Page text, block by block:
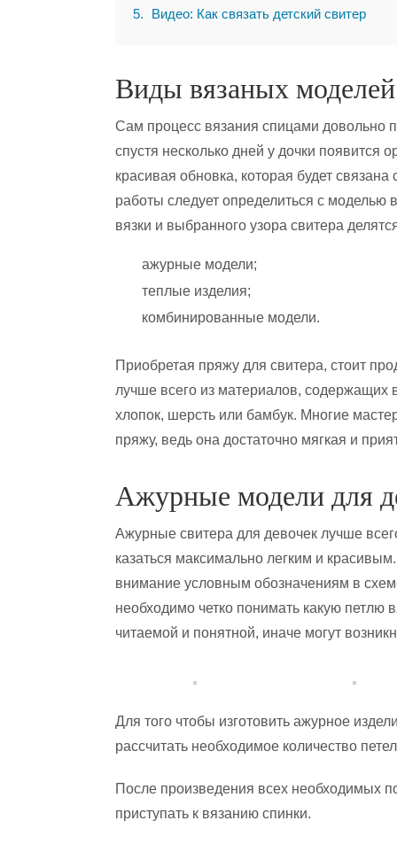
5
Видео: Как связать детский свитер
Виды вязаных моделей
Сам процесс вязания спицами довольно
спустя несколько дней у дочки появится
красивая обновка, которая будет
работы следует определиться с моделью
вязки и выбранного узора свитера
ажурные модели;
теплые изделия;
комбинированные модели.
Приобретая пряжу для свитера, стоит
лучше всего из материалов, содержащих
хлопок, шерсть или бамбук. Многие
пряжу, ведь она достаточно мягкая и
Ажурные модели для
Ажурные свитера для девочек лучше
казаться максимально легким и
внимание условным обозначениям в
необходимо четко понимать какую
читаемой и понятной, иначе могут
Для того чтобы изготовить ажурное
рассчитать необходимое количество
После произведения всех необходимых
приступать к вязанию спинки.